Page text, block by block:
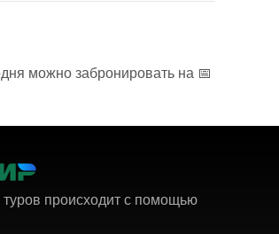
можно забронировать на 📅
туров происходит с помощью